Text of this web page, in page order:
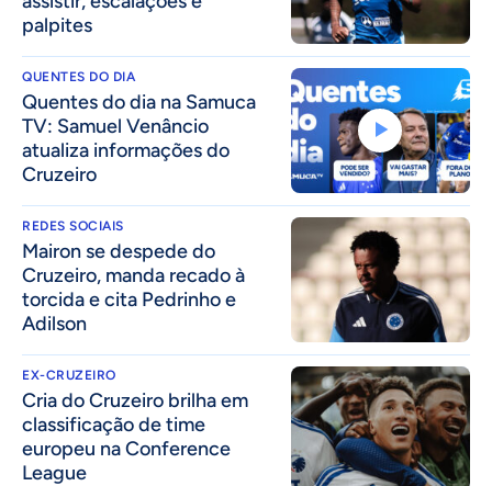
palpites
QUENTES DO DIA
Quentes do dia na Samuca
TV: Samuel Venâncio
atualiza informações do
Cruzeiro
REDES SOCIAIS
Mairon se despede do
Cruzeiro, manda recado à
torcida e cita Pedrinho e
Adilson
EX-CRUZEIRO
Cria do Cruzeiro brilha em
classificação de time
europeu na Conference
League